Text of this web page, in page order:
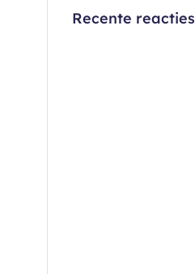
Recente reacties